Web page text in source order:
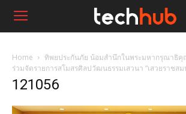
Home
ทิพยประกันภัย น้อมสำนึกในพระมหากรุณาธิ
ร่วมจัดรายการสโมสรศิลปวัฒนธรรมเสวนา “เสวยราชส
121056